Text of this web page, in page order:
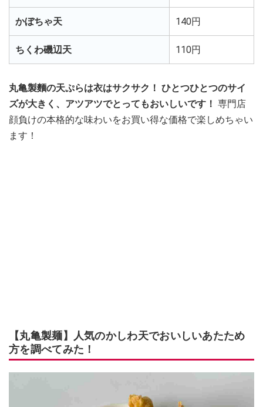
かぼちゃ天 140円
ちくわ磯辺天 110円
丸亀製麵の天ぷらは衣はサクサク！ ひとつひとつのサイ
ズが大きく、アツアツでとってもおいしいです！ 専門店
顔負けの本格的な味わいをお買い得な価格で楽しめちゃい
ます！
【丸亀製麺】人気のかしわ天でおいしいあたため
方を調べてみた！